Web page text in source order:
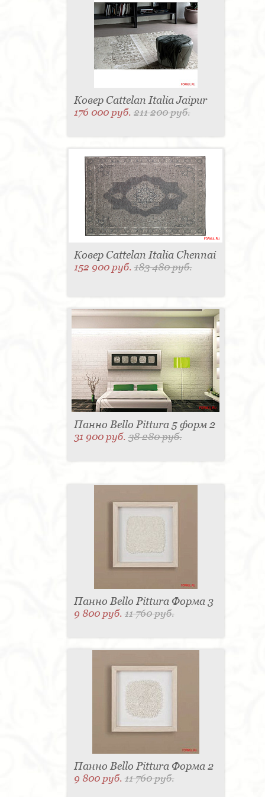
Мыльница - 1Подставка под зонт - 1
Спальня - 1
Ковер Cattelan Italia Jaipur
176 000 руб.211 200 руб.
Ковер Cattelan Italia Chennai
152 900 руб.183 480 руб.
Панно Bello Pittura 5 форм 2
31 900 руб.38 280 руб.
Панно Bello Pittura Форма 3
9 800 руб.11 760 руб.
Панно Bello Pittura Форма 2
9 800 руб.11 760 руб.